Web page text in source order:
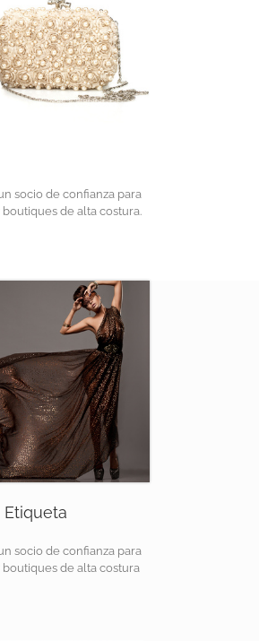
socio de confianza para
de alta costura.
socio de confianza para
de alta costura